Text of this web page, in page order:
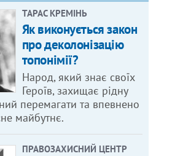
ТАРАС КРЕМІНЬ
Як виконується закон
про деколонізацію
топонімії?
Народ, який знає своїх
Героїв, захищає рідну
перемагати та впевнено
майбутнє.
ПРАВОЗАХИСНИЙ ЦЕНТР